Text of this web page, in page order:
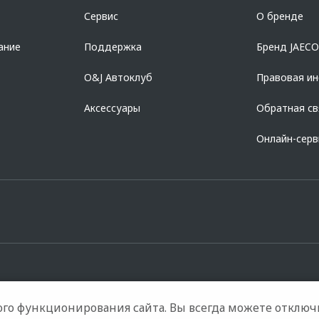
ОГРН 1027700067328 место нахождение 107078, г. Москва, ул.
Сервис
Поддержка
O&J Автоклуб
Аксессуары
О бренде
Бренд
Правовая
Обратная
Онлайн-
модели Контакты Правовая информация
функционирования сайта. Вы всегда можете